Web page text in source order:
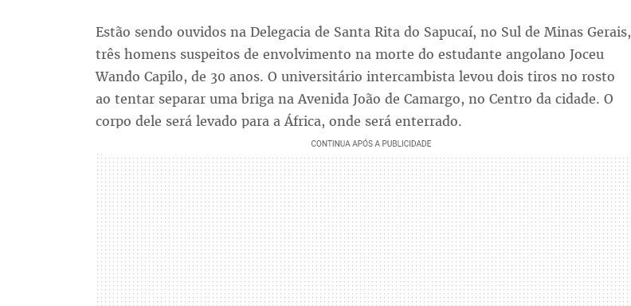
Estão sendo ouvidos na Delegacia de Santa Rita do Sapucaí, no Sul de Minas Gerais,
três homens suspeitos de envolvimento na morte do estudante angolano Joceu
Wando Capilo, de 30 anos. O universitário intercambista levou dois tiros no rosto
ao tentar separar uma briga na Avenida João de Camargo, no Centro da cidade. O
corpo dele será levado para a África, onde será enterrado.